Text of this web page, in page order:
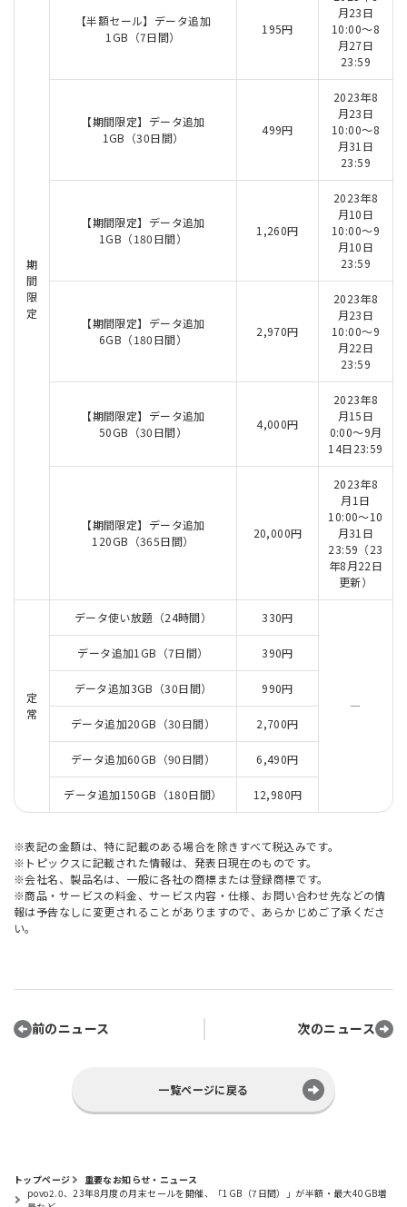
期
間
限
定
【半額セール】データ追加
1GB（7日間）
195円
月23日
10:00～8
月27日
23:59
【期間限定】データ追加
1GB（30日間）
499円
2023年8
月23日
10:00～8
月31日
23:59
【期間限定】データ追加
1GB（180日間）
1,260円
2023年8
月10日
10:00～9
月10日
23:59
【期間限定】データ追加
6GB（180日間）
2,970円
2023年8
月23日
10:00～9
月22日
23:59
【期間限定】データ追加
50GB（30日間）
4,000円
2023年8
月15日
0:00～9月
14日23:59
【期間限定】データ追加
120GB（365日間）
20,000円
2023年8
月1日
10:00～10
月31日
23:59（23
年8月22日
更新）
定
常
データ使い放題（24時間） 330円
―
データ追加1GB（7日間） 390円
データ追加3GB（30日間） 990円
データ追加20GB（30日間） 2,700円
データ追加60GB（90日間） 6,490円
データ追加150GB（180日間） 12,980円
※表記の金額は、特に記載のある場合を除きすべて税込みです。
※トピックスに記載された情報は、発表日現在のものです。
※会社名、製品名は、一般に各社の商標または登録商標です。
※商品・サービスの料金、サービス内容・仕様、お問い合わせ先などの情
報は予告なしに変更されることがありますので、あらかじめご了承くださ
い。
前のニュース 次のニュース
一覧ページに戻る
トップページ
重要なお知らせ・ニュース
povo2.0、23年8月度の月末セールを開催、「1GB（7日間）」が半額・最大40GB増